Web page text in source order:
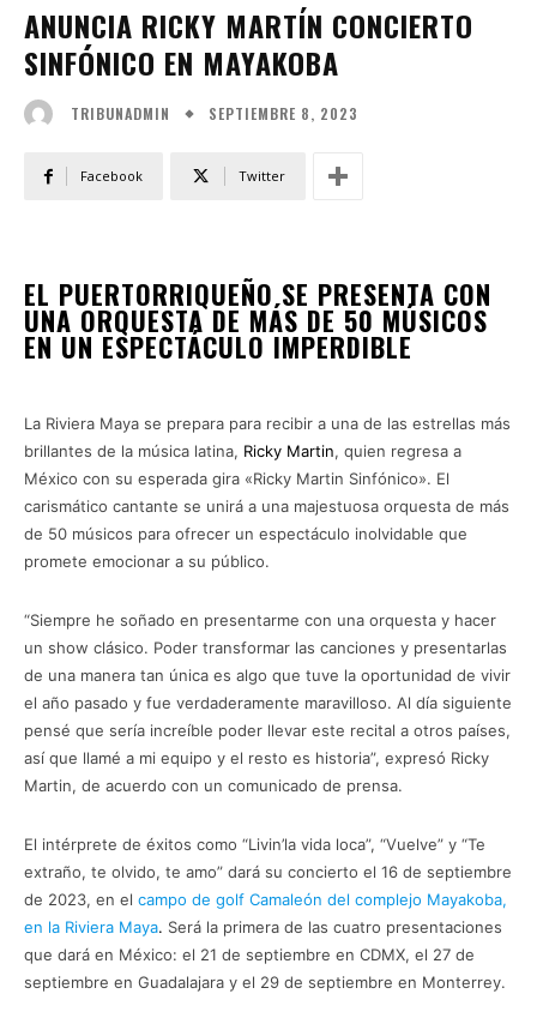
ANUNCIA RICKY MARTÍN CONCIERTO
SINFÓNICO EN MAYAKOBA
TRIBUNADMIN SEPTIEMBRE 8, 2023
Facebook Twitter
EL PUERTORRIQUEÑO SE PRESENTA CON
UNA ORQUESTA DE MÁS DE 50 MÚSICOS
EN UN ESPECTÁCULO IMPERDIBLE
La Riviera Maya se prepara para recibir a una de las estrellas más
brillantes de la música latina, Ricky Martin, quien regresa a
México con su esperada gira «Ricky Martin Sinfónico». El
carismático cantante se unirá a una majestuosa orquesta de más
de 50 músicos para ofrecer un espectáculo inolvidable que
promete emocionar a su público.
“Siempre he soñado en presentarme con una orquesta y hacer
un show clásico. Poder transformar las canciones y presentarlas
de una manera tan única es algo que tuve la oportunidad de vivir
el año pasado y fue verdaderamente maravilloso. Al día siguiente
pensé que sería increíble poder llevar este recital a otros países,
así que llamé a mi equipo y el resto es historia”, expresó Ricky
Martin, de acuerdo con un comunicado de prensa.
El intérprete de éxitos como “Livin’la vida loca”, “Vuelve” y “Te
extraño, te olvido, te amo” dará su concierto el 16 de septiembre
de 2023, en el campo de golf Camaleón del complejo Mayakoba,
en la Riviera Maya. Será la primera de las cuatro presentaciones
que dará en México: el 21 de septiembre en CDMX, el 27 de
septiembre en Guadalajara y el 29 de septiembre en Monterrey.